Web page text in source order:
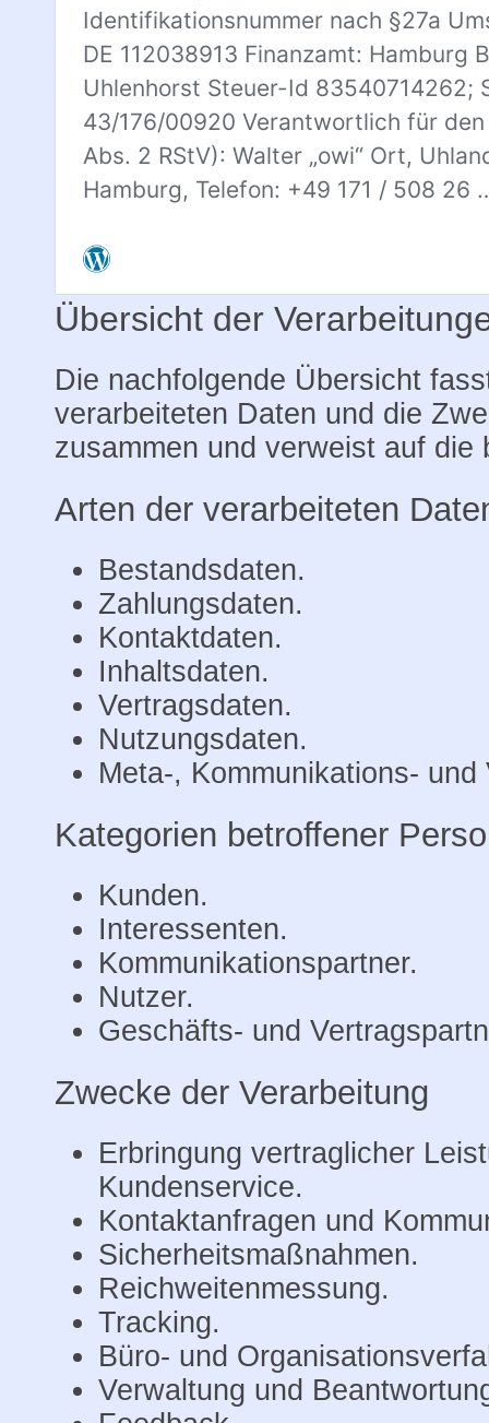
Übersicht der
Die nachfolgende Übersicht
verarbeiteten Daten und die
zusammen und verweist auf die
Arten der verarbeiteten
Bestandsdaten.
Zahlungsdaten.
Kontaktdaten.
Inhaltsdaten.
Vertragsdaten.
Nutzungsdaten.
Meta-, Kommunikations-
Kategorien betroffener
Kunden.
Interessenten.
Kommunikationspartner.
Nutzer.
Geschäfts- und
Zwecke der Verarbeitung
Erbringung vertraglicher
Kundenservice.
Kontaktanfragen und
Sicherheitsmaßnahmen.
Reichweitenmessung.
Tracking.
Büro- und
Verwaltung und